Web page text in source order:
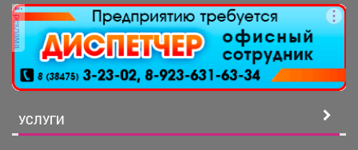
факту...
реклама
УСЛУГИ